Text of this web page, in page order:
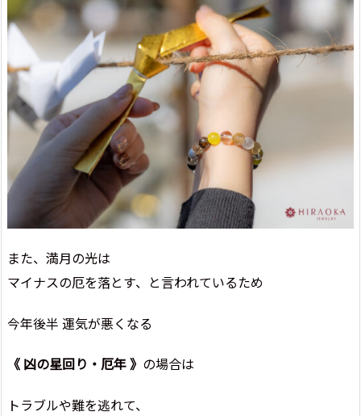
また、満月の光は
マイナスの厄を落とす、と言われているため
今年後半 運気が悪くなる
《 凶の星回り・厄年 》 の場合は
トラブルや難を逃れて、